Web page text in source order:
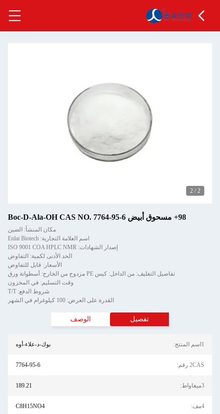
مكان المنشأ: الصين
اسم العلامة التجارية: Enlai Biotech
إصدار الشهادات: ISO 9001 COA HPLC NMR
الحد الأدنى لكمية: التفاوض
الأسعار: قابل للتفاوض
تفاصيل التغليف: من الداخل: كيس PE مزدوج من الخارج: أسطوانة ورق
وقت التسليم: في المخزون
شروط الدفع: T/T
القدرة على العرض: 100 كيلوغرام في الشهر
تفصيل الوصف
بوك-د-علاء-أوه
2CAS رقم: 7764-95-6
189.21
C8H15NO4